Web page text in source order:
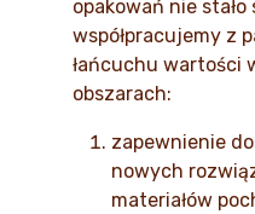
opakowań nie stało
współpracujemy z
łańcuchu wartości
obszarach:
zapewnienie
nowych
materiałów